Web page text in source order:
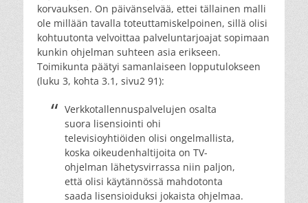
korvauksen. On päivänselvää, ettei tällainen malli
ole millään tavalla toteuttamiskelpoinen, sillä olisi
kohtuutonta velvoittaa palveluntarjoajat sopimaan
kunkin ohjelman suhteen asia erikseen.
Toimikunta päätyi samanlaiseen lopputulokseen
(luku 3, kohta 3.1, sivu2 91):
Verkkotallennuspalvelujen osalta
suora lisensiointi ohi
televisioyhtiöiden olisi ongelmallista,
koska oikeudenhaltijoita on TV-
ohjelman lähetysvirrassa niin paljon,
että olisi käytännössä mahdotonta
saada lisensioiduksi jokaista ohjelmaa.